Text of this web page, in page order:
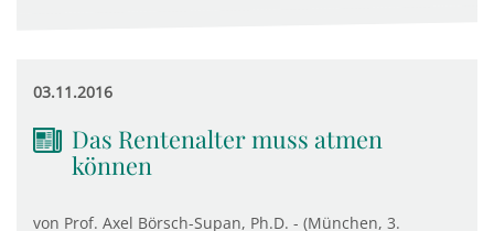
03.11.2016
Das Rentenalter muss atmen
können
von Prof. Axel Börsch-Supan, Ph.D. - (München, 3.